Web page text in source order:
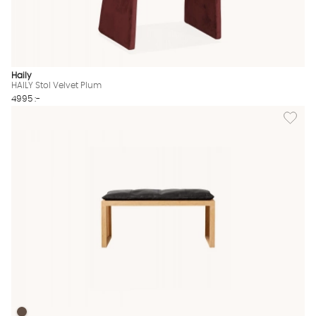
Haily
HAILY Stol Velvet Plum
4995 :-
Lägg